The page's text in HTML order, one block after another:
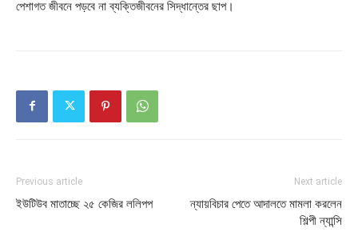
পেশাগত জীবনে পড়বে না ব্যক্তিজীবনের সিদ্ধান্তের ছাপ।
Previous article
ইউটিউব মাতাচ্ছে ২৫ কেজির ললিপপ
Next article
ন্যায়বিচার পেতে আদালতে মামলা করলেন
শিল্পী ন্যান্সি